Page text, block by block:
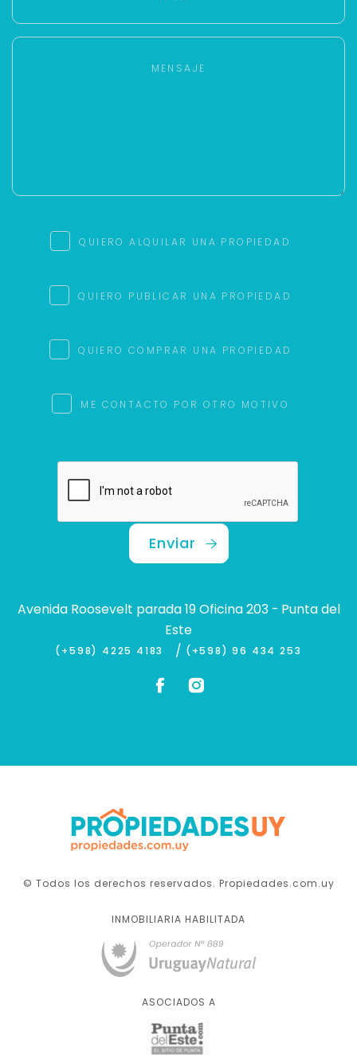
QUIERO ALQUILAR UNA PROPIEDAD
QUIERO PUBLICAR UNA PROPIEDAD
QUIERO COMPRAR UNA PROPIEDAD
ME CONTACTO POR OTRO MOTIVO
Enviar
Avenida Roosevelt parada 19 Oficina 203 - Punta del
Este
(+598) 4225 4183 / (+598) 96 434 253
© Todos los derechos reservados. Propiedades.com.uy
INMOBILIARIA HABILITADA
ASOCIADOS A